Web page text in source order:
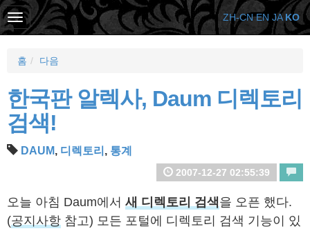
홈 다음
한국판 알렉사, Daum 디렉토리
검색!
DAUM, 디렉토리 , 통계
2007-12-27 02:55:39
오늘 아침 Daum에서 새 디렉토리 검색을 오픈 했다.
(공지사항 참고) 모든 포털에 디렉토리 검색 기능이 있
ZH-CN EN JA KO